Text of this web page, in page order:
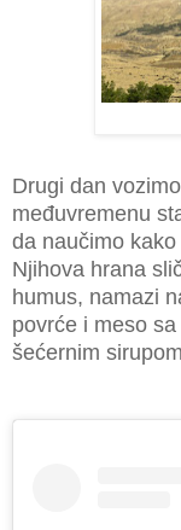
Drugi dan
međuvremenu
da naučimo
Njihova hrana
humus, namazi
povrće i meso
šećernim